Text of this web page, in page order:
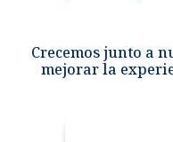
Crecemos junto a
mejorar la